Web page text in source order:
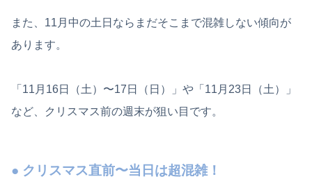
また、11月中の土日ならまだそこまで混雑しない傾向が
あります。
「11月16日（土）〜17日（日）」や「11月23日（土）」
など、クリスマス前の週末が狙い目です。
● クリスマス直前〜当日は超混雑！